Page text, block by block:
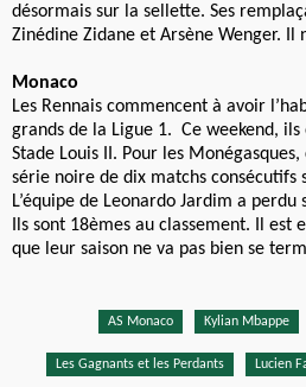
désormais sur la sellette. Ses
Zinédine Zidane et Arsène Wenger. Il
Monaco
Les Rennais commencent à avoir
grands de la Ligue 1. Ce weekend,
Stade Louis II. Pour les
série noire de dix matchs consécutifs
L’équipe de Leonardo Jardim a
Ils sont 18èmes au classement. Il est
que leur saison ne va pas bien se
AS Monaco Kylian Mbappe
Les Gagnants et les Perdants Lucien